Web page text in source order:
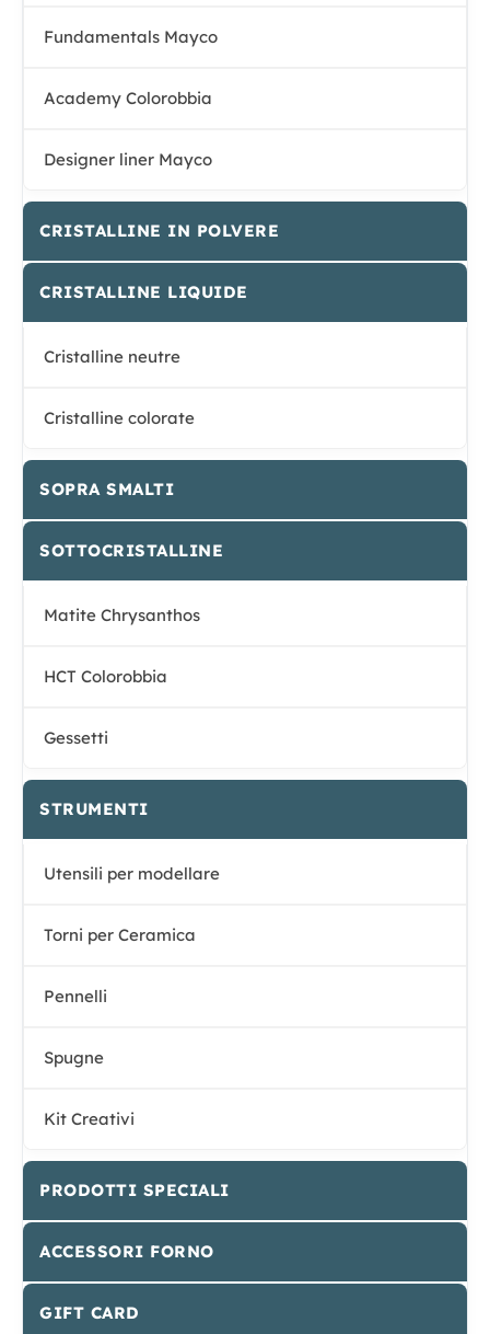
Fundamentals Mayco
Academy Colorobbia
Designer liner Mayco
CRISTALLINE IN POLVERE
CRISTALLINE LIQUIDE
Cristalline neutre
Cristalline colorate
SOPRA SMALTI
SOTTOCRISTALLINE
Matite Chrysanthos
HCT Colorobbia
Gessetti
STRUMENTI
Utensili per modellare
Torni per Ceramica
Pennelli
Spugne
Kit Creativi
PRODOTTI SPECIALI
ACCESSORI FORNO
GIFT CARD